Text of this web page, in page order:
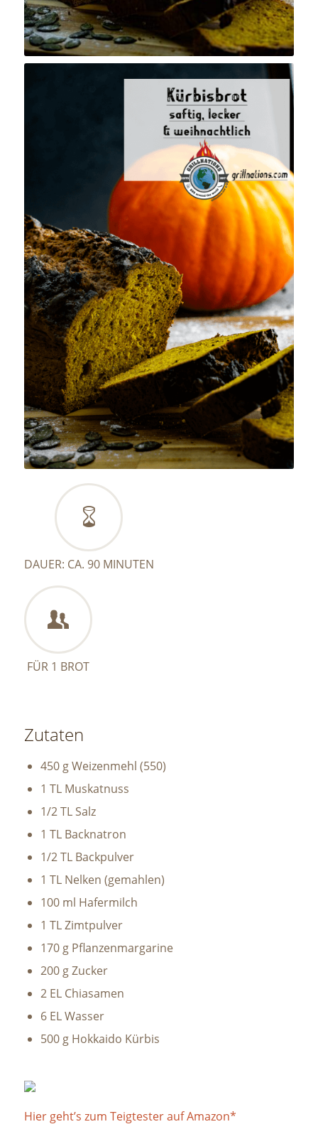
DAUER: CA. 90 MINUTEN
FÜR 1 BROT
Zutaten
450 g Weizenmehl (550)
1 TL Muskatnuss
1/2 TL Salz
1 TL Backnatron
1/2 TL Backpulver
1 TL Nelken (gemahlen)
100 ml Hafermilch
1 TL Zimtpulver
170 g Pflanzenmargarine
200 g Zucker
2 EL Chiasamen
6 EL Wasser
500 g Hokkaido Kürbis
Hier geht’s zum Teigtester auf Amazon*